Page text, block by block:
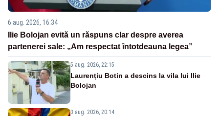
6 aug. 2026, 16:34
Ilie Bolojan evită un răspuns clar despre averea
partenerei sale: „Am respectat întotdeauna legea”
5 aug. 2026, 22:15
Laurențiu Botin a descins la vila lui Ilie
Bolojan
3 aug. 2026, 20:14